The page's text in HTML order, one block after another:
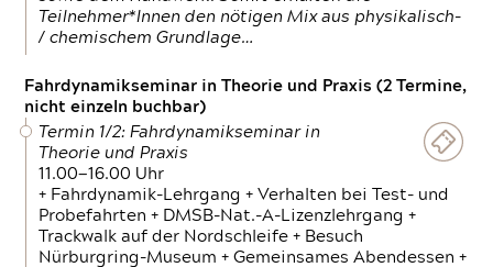
Teilnehmer*Innen den nötigen Mix aus physikalisch-
/ chemischem Grundlage…
Fahrdynamikseminar in Theorie und Praxis (2 Termine,
nicht einzeln buchbar)
Termin 1/2: Fahrdynamikseminar in
Theorie und Praxis
11.00—16.00 Uhr
+ Fahrdynamik-Lehrgang + Verhalten bei Test- und
Probefahrten + DMSB-Nat.-A-Lizenzlehrgang +
Trackwalk auf der Nordschleife + Besuch
Nürburgring-Museum + Gemeinsames Abendessen +